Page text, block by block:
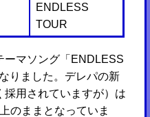
ENDLESS
TOUR
ーマソング「ENDLESS
りました。デレパの新
採用されていますが）は
のままとなっていま